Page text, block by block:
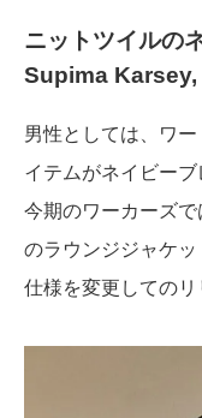
ニットツイルの
Supima Karsey,
男性としては、ワ
イテムがネイビーブ
今期のワーカーズ
のラウンジジャケッ
仕様を変更してのリ